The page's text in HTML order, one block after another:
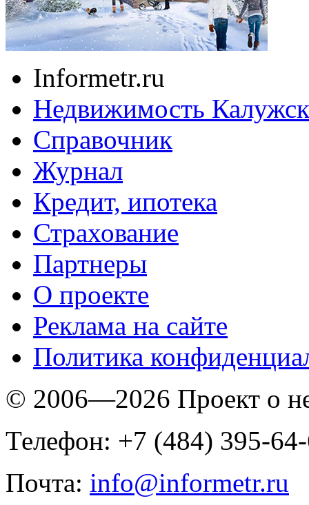
Informetr.ru
Недвижимость
Справочник
Журнал
Кредит, ипотека
Страхование
Партнеры
O проекте
Реклама на сайте
Политика
© 2006—2026 Проект о
Телефон: +7 (484) 395-
Почта: info@informetr.ru